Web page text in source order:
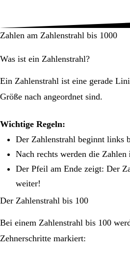
Zahlen am Zahlenstrahl bis 1000
Was ist ein Zahlenstrahl?
Ein Zahlenstrahl ist eine gerade
Größe nach angeordnet sind.
Wichtige Regeln:
Der Zahlenstrahl beginnt links
Nach rechts werden die Zahlen
Der Pfeil am Ende zeigt: Der
weiter!
Der Zahlenstrahl bis 100
Bei einem Zahlenstrahl bis 100
Zehnerschritte markiert: